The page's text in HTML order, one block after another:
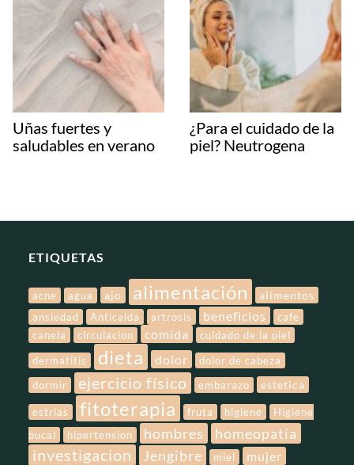
Uñas fuertes y
saludables en verano
¿Para el cuidado de la
piel? Neutrogena
ETIQUETAS
acne agua ajo alimentación alimentos
ansiedad Anticaida artrosis beneficios
cafe
canela
circulacion comida
cuidado de la piel
dermatitis
dieta dolor
dolor de cabeza
dormir
ejercicio físico embarazo estetica
estrías fitoterapia fruta higiene
Higiene
bucal
hipertension hombres homeopatía
investigacion Jengibre miel mujer